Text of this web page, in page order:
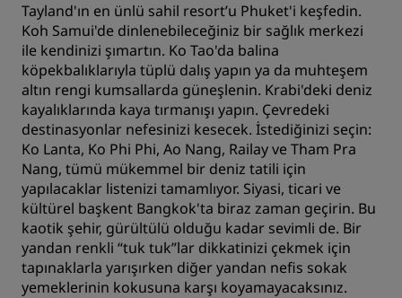
Tayland'ın en ünlü sahil resort’u Phuket'i keşfedin.
Koh Samui'de dinlenebileceğiniz bir sağlık merkezi
ile kendinizi şımartın. Ko Tao'da balina
köpekbalıklarıyla tüplü dalış yapın ya da muhteşem
altın rengi kumsallarda güneşlenin. Krabi'deki deniz
kayalıklarında kaya tırmanışı yapın. Çevredeki
destinasyonlar nefesinizi kesecek. İstediğinizi seçin:
Ko Lanta, Ko Phi Phi, Ao Nang, Railay ve Tham Pra
Nang, tümü mükemmel bir deniz tatili için
yapılacaklar listenizi tamamlıyor. Siyasi, ticari ve
kültürel başkent Bangkok'ta biraz zaman geçirin. Bu
kaotik şehir, gürültülü olduğu kadar sevimli de. Bir
yandan renkli “tuk tuk”lar dikkatinizi çekmek için
tapınaklarla yarışırken diğer yandan nefis sokak
yemeklerinin kokusuna karşı koyamayacaksınız.